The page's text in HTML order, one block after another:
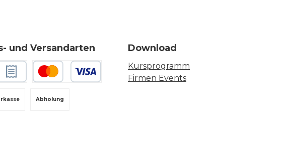
und Versandarten
Abholung
Download
Kursprogramm
Firmen Events